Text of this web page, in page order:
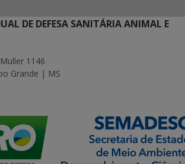
DE DEFESA SANITÁRIA ANIMAL E
1146
Grande | MS